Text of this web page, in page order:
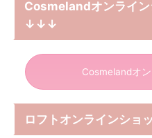
Cosmelandオンライン
↓↓↓
Cosmelandオ
ロフトオンラインシ